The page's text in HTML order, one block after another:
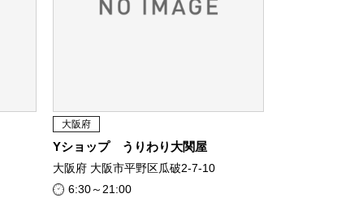
大阪府
Yショップ うりわり大関屋
大阪府 大阪市平野区瓜破2-7-10
6:30～21:00